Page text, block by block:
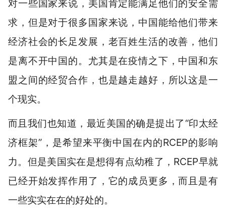
对一些国家来说，美国肯定能满足他们的安全需
求，但是对于很多国家来说，中国能给他们带来
经济社会的长足发展，老百姓生活的改善，他们
是离不开中国的。尤其是在疫情之下，中国和东
盟之间的经贸合作，也是越走越好，所以这是一
个现实。
而且我们也知道，最近美国的确是提出了“印太经
济框架”，是希望来平衡中国在内的RCEP的影响
力。但是美国实在是想得有点幼稚了，RCEP早就
已经开始发挥作用了，它的成员更多，而且是有
一些实实在在的好处的。